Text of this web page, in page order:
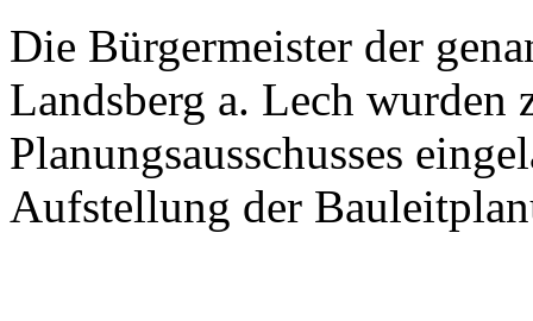
Die Bürgermeister der
Landsberg a. Lech wurden
Planungsausschusses
Aufstellung der